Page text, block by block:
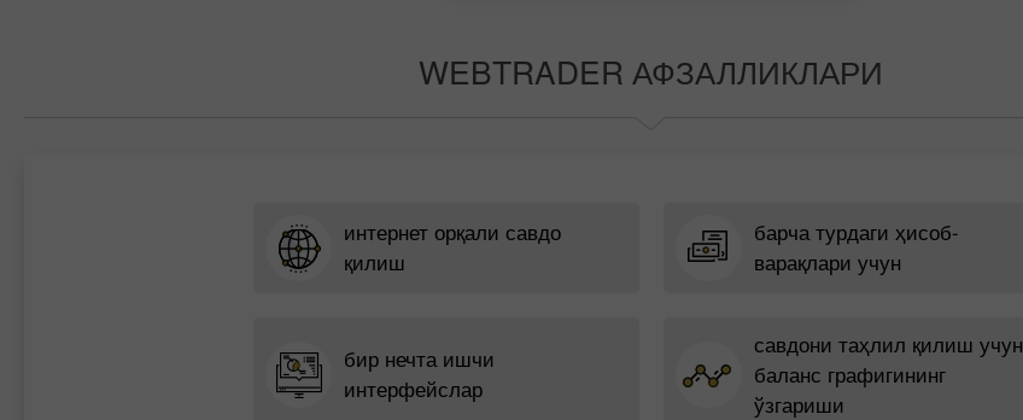
WEBTRADER АФЗАЛЛИКЛАРИ
интернет орқали савдо
қилиш
барча турдаги ҳисоб-
варақлари учун
бир нечта ишчи
интерфейслар
савдони таҳлил қилиш учун
баланс графигининг
ўзгариши